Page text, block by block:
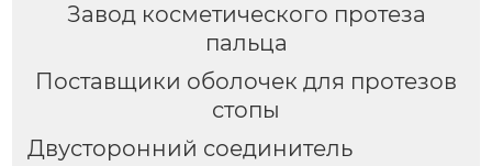
Завод косметического протеза
пальца
Поставщики оболочек для протезов
стопы
Двусторонний соединитель